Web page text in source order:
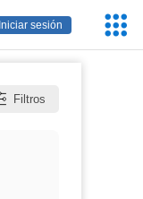
Iniciar sesión
Filtros